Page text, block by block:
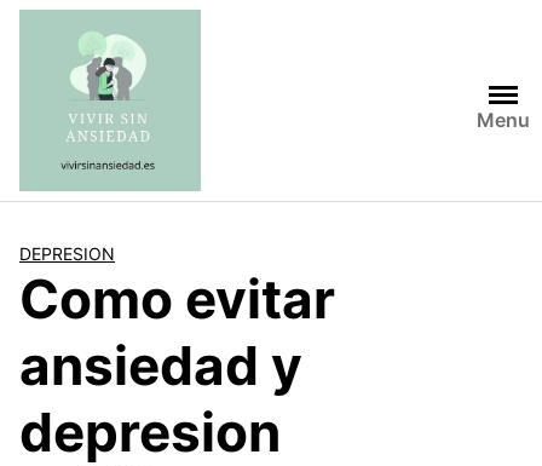
Saltar
contenido
Menu
DEPRESION
Como evitar
ansiedad y
depresion